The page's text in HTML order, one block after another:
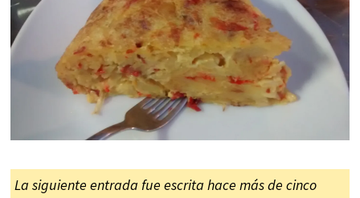
La siguiente entrada fue escrita hace más de cinco